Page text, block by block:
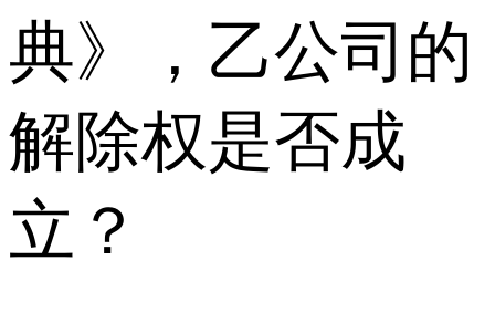
典》，乙公司的
解除权是否成
立？